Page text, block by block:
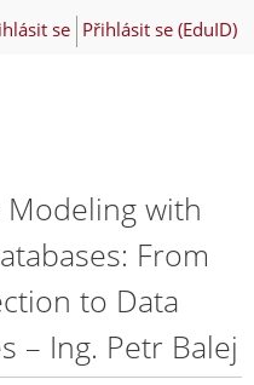
se Přihlásit se (EduID)
with
From
to Data
– Ing. Petr Balej